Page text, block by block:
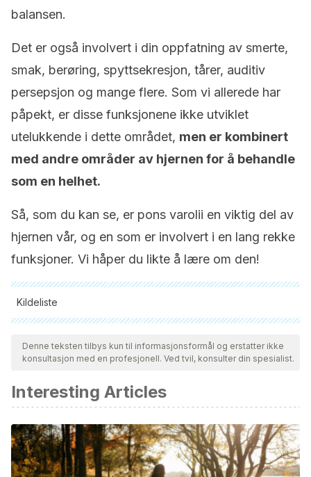
balansen.
Det er også involvert i din oppfatning av smerte,
smak, berøring, spyttsekresjon, tårer, auditiv
persepsjon og mange flere. Som vi allerede har
påpekt, er disse funksjonene ikke utviklet
utelukkende i dette området, men er kombinert
med andre områder av hjernen for å behandle
som en helhet.
Så, som du kan se, er pons varolii en viktig del av
hjernen vår, og en som er involvert i en lang rekke
funksjoner. Vi håper du likte å lære om den!
Kildeliste
Alle siterte kilder ble grundig gjennomgått av teamet vårt for å
sikre deres kvalitet, pålitelighet, aktualitet og validitet.
Bibliografien i denne artikkelen ble betraktet som pålitelig og
Zago S, et al. Costanzo Varolio (1543–1575). Disponible en:
https://link.springer.com/article/10.1007/s00415-009-5192-5.
Denne teksten tilbys kun til informasjonsformål og erstatter ikke
konsultasjon med en profesjonell. Ved tvil, konsulter din spesialist.
Interesting Articles